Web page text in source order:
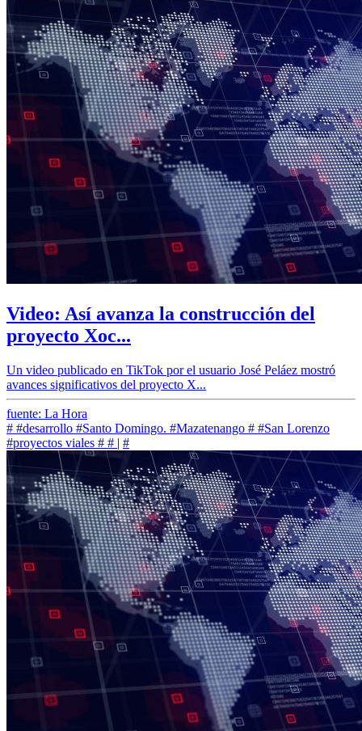
Video: Así avanza la construcción del
proyecto Xoc...
Un video publicado en TikTok por el usuario José Peláez mostró
avances significativos del proyecto X...
fuente: La Hora
# #desarrollo #Santo Domingo. #Mazatenango # #San Lorenzo
#proyectos viales # # | #